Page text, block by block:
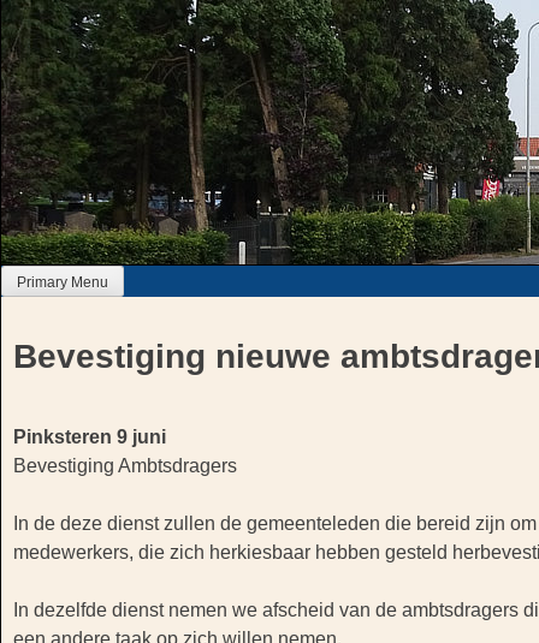
Skip
to
content
Primary Menu
Bevestiging nieuwe
Pinksteren 9 juni
Bevestiging Ambtsdragers
In de deze dienst zullen de gemeenteleden die bereid zijn
medewerkers, die zich herkiesbaar hebben gesteld
In dezelfde dienst nemen we afscheid van de ambtsdragers
Bericht
navigatie